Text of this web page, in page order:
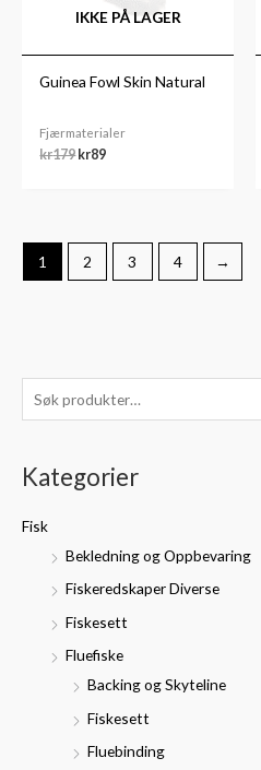
ø
e
Kategorier
Fisk
Bekledning og Oppbevaring
Fiskeredskaper Diverse
Fiskesett
Fluefiske
Backing og Skyteline
Fiskesett
Fluebinding
IKKE PÅ LAGER
Guinea Fowl Skin Natural
Fjærmaterialer
kr179 kr89
1 2 3 4 →